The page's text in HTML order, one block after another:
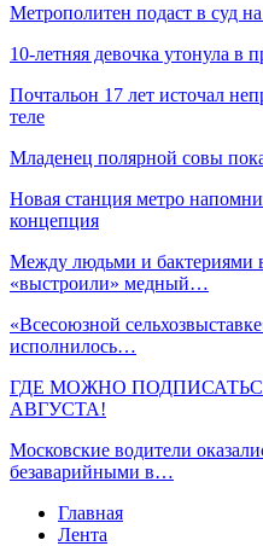
Метрополитен подаст в суд
10-летняя девочка утонула в
Почтальон 17 лет источал
теле
Младенец полярной совы
Новая станция метро
концепция
Между людьми и бактериями
«выстроили» медный…
«Всесоюзной
исполнилось…
ГДЕ МОЖНО
АВГУСТА!
Московские водители
безаварийными в…
Главная
Лента